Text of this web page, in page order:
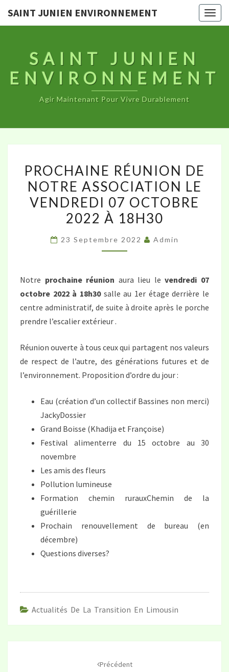
SAINT JUNIEN ENVIRONNEMENT
SAINT JUNIEN
ENVIRONNEMENT
Agir Maintenant Pour Vivre Durablement
RÉUNION
DE
NOTRE
ASSOCIATION
VENDREDI
2022
À
18H30
PROCHAINE RÉUNION DE
NOTRE ASSOCIATION LE
VENDREDI 07 OCTOBRE
2022 À 18H30
23 Septembre 2022 Admin
Notre prochaine réunion aura lieu levendredi 07
octobre 2022 à 18h30salle au 1er étage derrière le
centre administratif, de suite à droite après le porche
prendre l’escalier extérieur .
Réunion ouverte à tous ceux qui partagent nos valeurs
de respect de l’autre, des générations futures et de
l’environnement. Proposition d’ordre du jour :
Eau (création d’un collectif Bassines non merci)
JackyDossier
Grand Boisse (Khadija et Françoise)
Festival alimenterre du 15 octobre au 30
novembre
Les amis des fleurs
Pollution lumineuse
Formation chemin rurauxChemin de la
guérillerie
Prochain renouvellement de bureau (en
décembre)
Questions diverses?
Actualités De La Transition En Limousin
Précédent